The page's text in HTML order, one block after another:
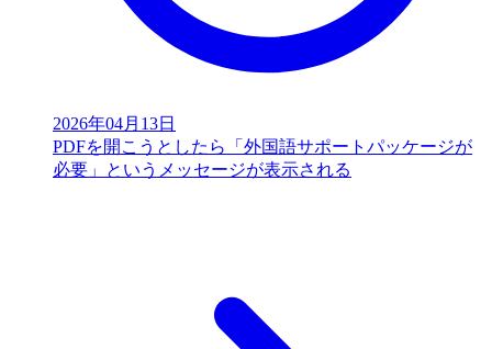
2026年04月13日
PDFを開こうとしたら「外国語サポートパッケージが
必要」というメッセージが表示される